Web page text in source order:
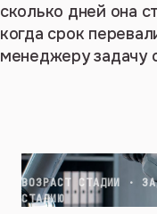
сколько дней она
когда срок
менеджеру задачу
ВОЗРАСТ СТАДИИ ·
СТАДИЮ